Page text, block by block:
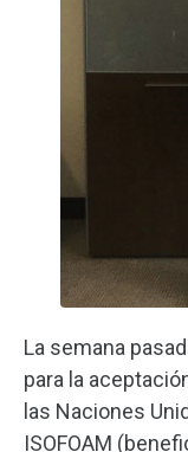
La semana
para la
las Naciones
ISOFOAM